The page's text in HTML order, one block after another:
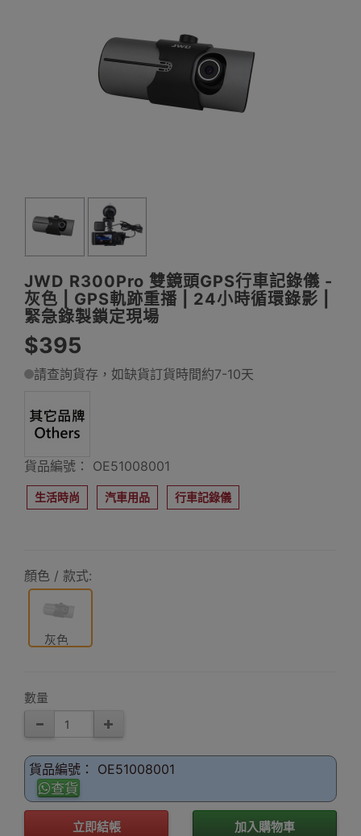
JWD R300Pro 雙鏡頭GPS行車記錄儀 -
灰色 | GPS軌跡重播 | 24小時循環錄影 |
緊急錄製鎖定現場
$395
請查詢貨存，如缺貨訂貨時間約7-10天
貨品編號： OE51008001
生活時尚 汽車用品 行車記錄儀
顏色 / 款式:
灰色
數量
貨品編號： OE51008001
查貨
立即結帳 加入購物車